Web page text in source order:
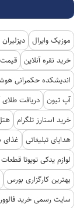
موزیک وایرال
خرید نقره آنلاین قیمت
اندیشکده حکمرانی
آپ تیون دریافت
خرید استارز تلگرام
هدایای تبلیغاتی
غذای
لوازم یدکی تویوتا قطعات
بهترین کارگزاری بورس
سایت رسمی خرید